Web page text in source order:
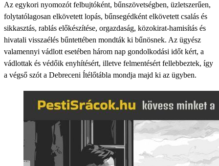
Az egykori nyomozót felbujtóként, bűnszövetségben, üzletszerűen,
folytatólagosan elkövetett lopás, bűnsegédként elkövetett csalás és
sikkasztás, rablás előkészítése, orgazdaság, közokirat-hamisítás és
hivatali visszaélés bűntettében mondták ki bűnösnek. Az ügyész
valamennyi vádlott esetében három nap gondolkodási időt kért, a
vádlottak és védőik enyhítésért, illetve felmentésért fellebbeztek, így
a végső szót a Debreceni Ítélőtábla mondja majd ki az ügyben.